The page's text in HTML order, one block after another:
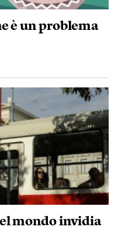
è un problema
mondo invidia